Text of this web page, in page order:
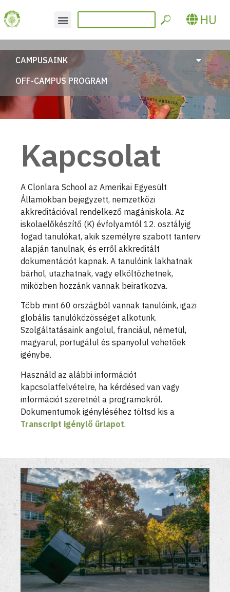
HU
CAMPUSAINK
OFF-CAMPUS PROGRAM
Kapcsolat
A Clonlara School az Amerikai Egyesült
Államokban bejegyzett, nemzetközi
akkreditációval rendelkező magániskola. Az
iskolaelőkészítő (K) évfolyamtól 12. osztályig
fogad tanulókat, akik személyre szabott tanterv
alapján tanulnak, és erről akkreditált
dokumentációt kapnak. A tanulóink lakhatnak
bárhol, utazhatnak, vagy elköltözhetnek,
miközben hozzánk vannak beiratkozva.
Több mint 60 országból vannak tanulóink, igazi
globális tanulóközösséget alkotunk.
Szolgáltatásaink angolul, franciául, németül,
magyarul, portugálul és spanyolul vehetőek
igénybe.
Használd az alábbi információt
kapcsolatfelvételre, ha kérdésed van vagy
információt szeretnél a programokról.
Dokumentumok igényléséhez töltsd kis a
Transcript igénylő űrlapot.